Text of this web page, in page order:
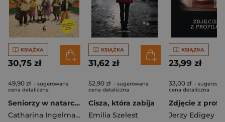
KSIĄŻKA
30,75 zł
49,90 zł - sugerowana
cena detaliczna
Seniorzy w natarciu. Emerycka szajka. Tom 1 wyd. 2026
Catharina Ingelman-Sundberg
KSIĄŻKA
31,62 zł
52,90 zł - sugerowana
cena detaliczna
Cisza, która zabija
Emilia Szelest
KSIĄŻKA
23,99 zł
33,00 zł -
cena detaliczna
Zdjęcie z
Jerzy Edigey